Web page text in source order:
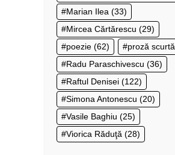
Marian Ilea (33)
Mircea Cărtărescu (29)
poezie (62) proză scurtă
Radu Paraschivescu (36)
Raftul Denisei (122)
Simona Antonescu (20)
Vasile Baghiu (25)
Viorica Răduţă (28)